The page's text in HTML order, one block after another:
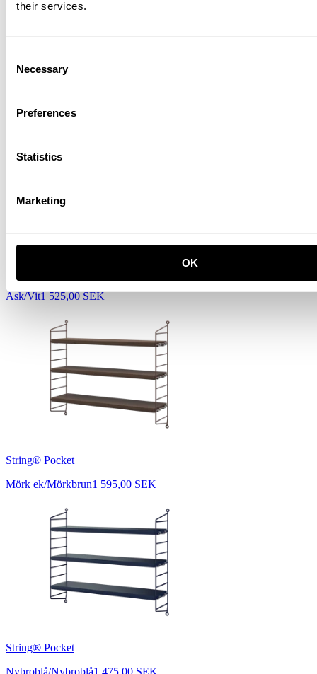
their services.
Selection
Necessary
Preferences
Statistics
Marketing
OK
Vit/Vit1 745,00 SEK
Ask/Vit1 525,00 SEK
String® Pocket
Mörk ek/Mörkbrun1 595,00 SEK
String® Pocket